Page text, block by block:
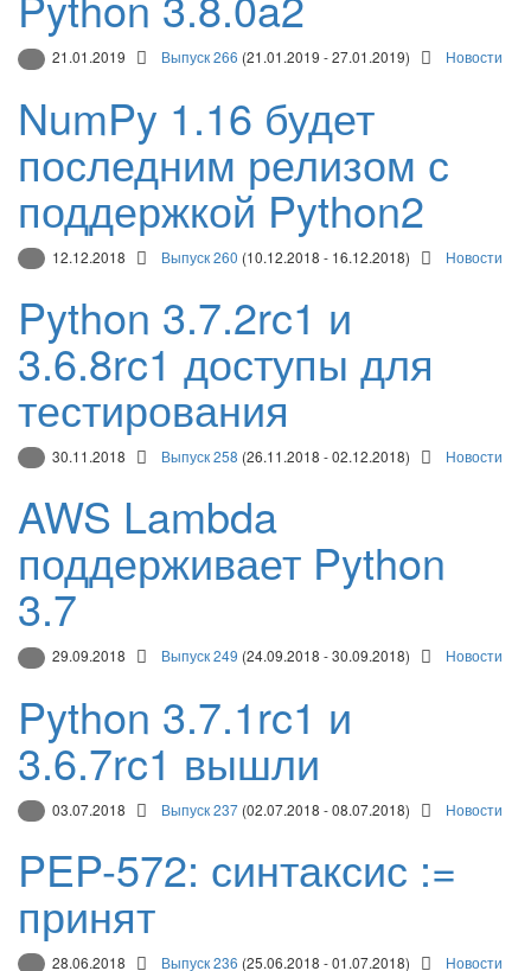
21.01.2019 Выпуск 266 (21.01.2019 - 27.01.2019) Новости
NumPy 1.16 будет
последним релизом с
поддержкой Python2
12.12.2018 Выпуск 260 (10.12.2018 - 16.12.2018) Новости
Python 3.7.2rc1 и
3.6.8rc1 доступы для
тестирования
30.11.2018 Выпуск 258 (26.11.2018 - 02.12.2018) Новости
AWS Lambda
поддерживает Python
3.7
29.09.2018 Выпуск 249 (24.09.2018 - 30.09.2018) Новости
Python 3.7.1rc1 и
3.6.7rc1 вышли
03.07.2018 Выпуск 237 (02.07.2018 - 08.07.2018) Новости
PEP-572: синтаксис :=
принят
28.06.2018 Выпуск 236 (25.06.2018 - 01.07.2018) Новости